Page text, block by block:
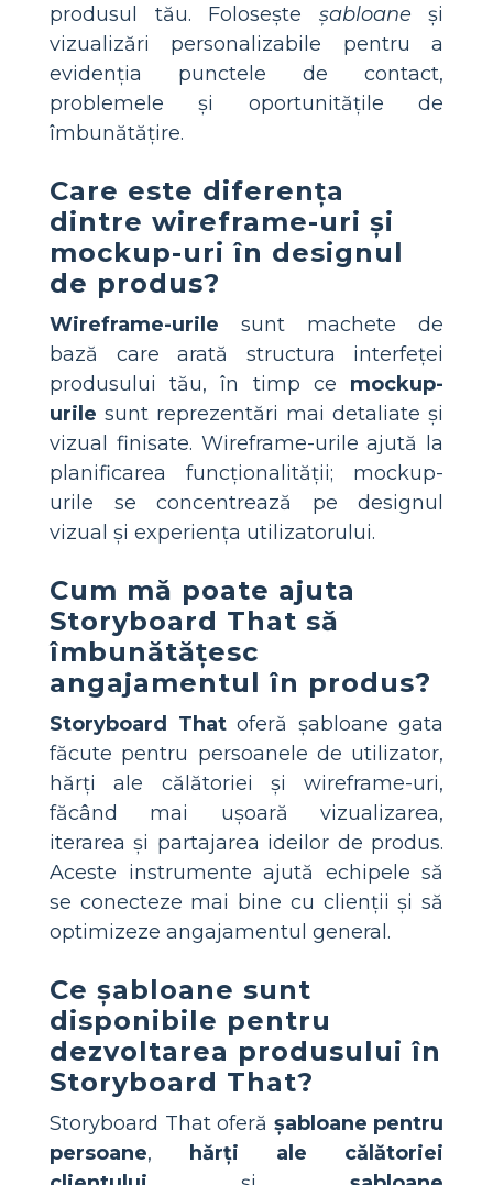
produsul tău. Folosește șabloane și
vizualizări personalizabile pentru a
evidenția punctele de contact,
problemele și oportunitățile de
îmbunătățire.
Care este diferența
dintre wireframe-uri și
mockup-uri în designul
de produs?
Wireframe-urile sunt machete de
bază care arată structura interfeței
produsului tău, în timp ce mockup-
urile sunt reprezentări mai detaliate și
vizual finisate. Wireframe-urile ajută la
planificarea funcționalității; mockup-
urile se concentrează pe designul
vizual și experiența utilizatorului.
Cum mă poate ajuta
Storyboard That să
îmbunătățesc
angajamentul în produs?
Storyboard Thatoferă șabloane gata
făcute pentru persoanele de utilizator,
hărți ale călătoriei și wireframe-uri,
făcând mai ușoară vizualizarea,
iterarea și partajarea ideilor de produs.
Aceste instrumente ajută echipele să
se conecteze mai bine cu clienții și să
optimizeze angajamentul general.
Ce șabloane sunt
disponibile pentru
dezvoltarea produsului în
Storyboard That?
Storyboard That oferă șabloane pentru
persoane,
hărți ale călătoriei